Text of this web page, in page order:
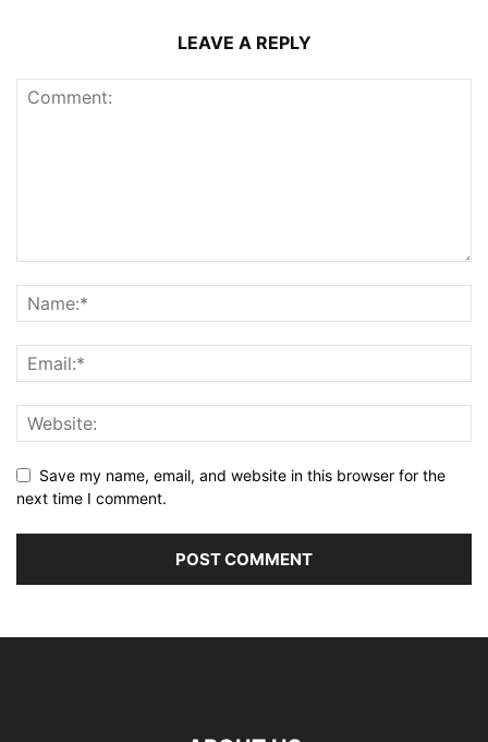
LEAVE A REPLY
Save my name, email, and website in this browser for the
next time I comment.